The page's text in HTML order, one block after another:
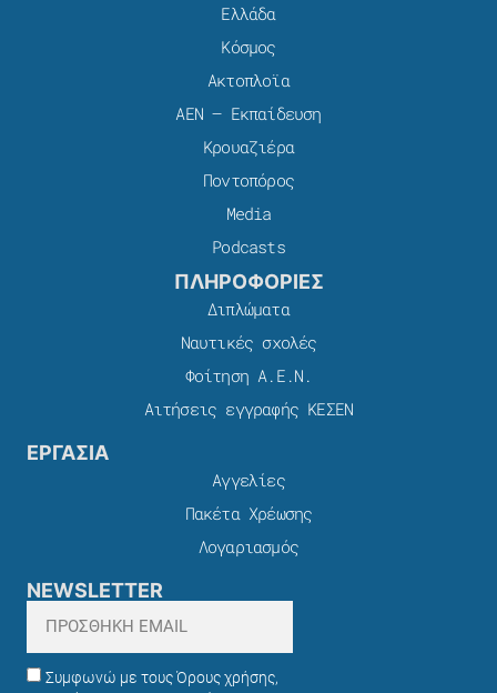
Ελλάδα
Κόσμος
Ακτοπλοϊα
ΑΕΝ – Εκπαίδευση
Κρουαζιέρα
Ποντοπόρος
Media
Podcasts
ΠΛΗΡΟΦΟΡΙΕΣ
Διπλώματα
Ναυτικές σχολές
Φοίτηση Α.Ε.Ν.
Αιτήσεις εγγραφής ΚΕΣΕΝ
ΕΡΓΑΣΙΑ
Αγγελίες
Πακέτα Χρέωσης​
Λογαριασμός
NEWSLETTER
Συμφωνώ με τους Όρους χρήσης,